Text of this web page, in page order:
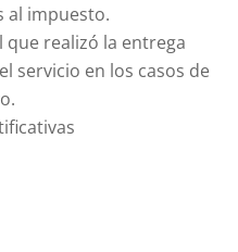
al impuesto.
que realizó la entrega
servicio en los casos de